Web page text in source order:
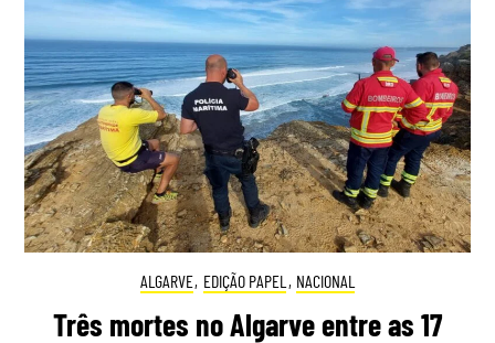
ALGARVE, EDIÇÃO PAPEL , NACIONAL
Três mortes no Algarve entre as 17